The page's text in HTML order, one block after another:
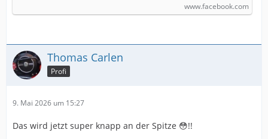
www.facebook.com
Thomas Carlen
Profi
9. Mai 2026 um 15:27
Das wird jetzt super knapp an der Spitze 😳!!